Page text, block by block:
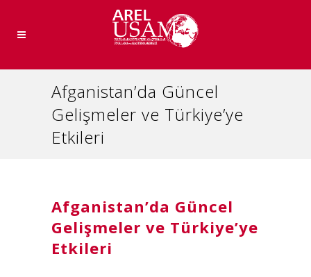
Afganistan’da Güncel
Gelişmeler ve Türkiye’ye
Etkileri
Afganistan’da Güncel
Gelişmeler ve Türkiye’ye
Etkileri